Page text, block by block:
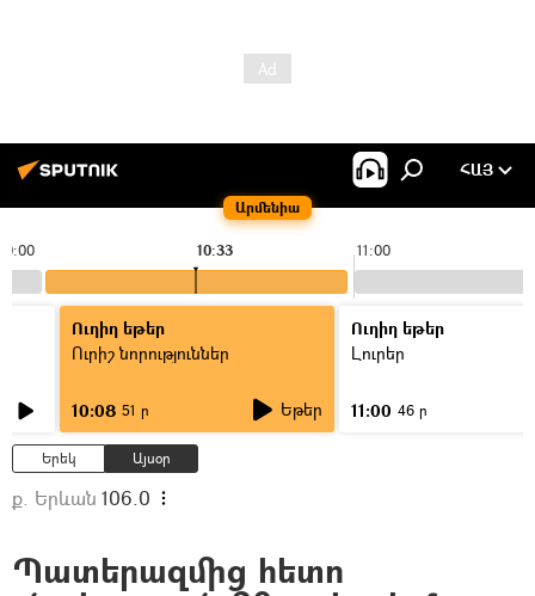
Արմենիա
ՀԱՅ
10:00 11:00
10:33
Ուղիղ եթեր
Ուրիշ նորություններ
10:08 51 ր Եթեր
Ուղիղ եթեր
Լուրեր
11:00 46 ր
Երեկ Այսօր
ք. Երևան 106.0
Պատերազմից հետո